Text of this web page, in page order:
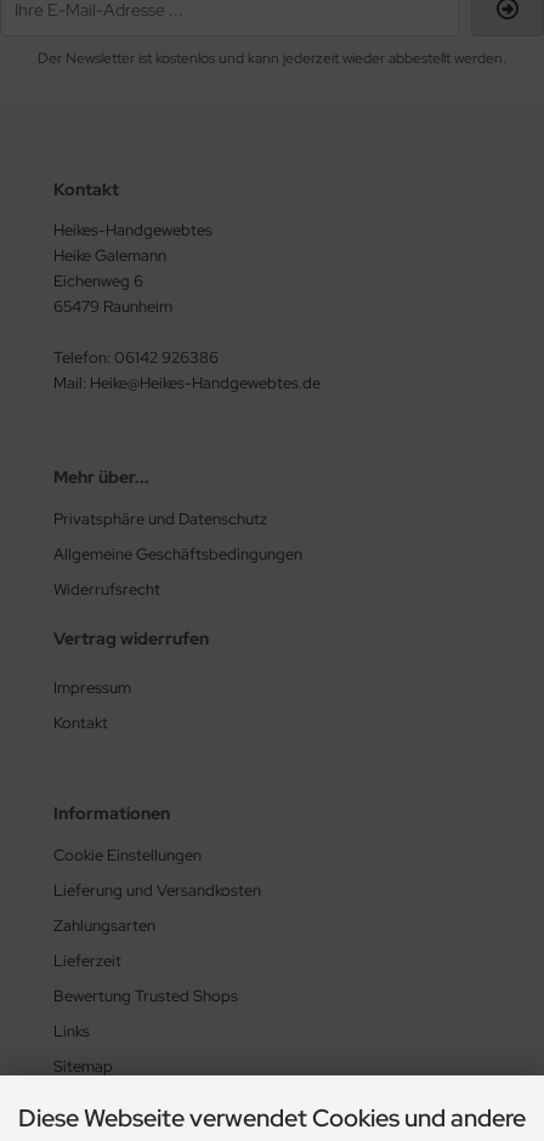
Der Newsletter ist kostenlos und kann jederzeit wieder abbestellt werden.
Kontakt
Heikes-Handgewebtes
Heike Galemann
Eichenweg 6
65479 Raunheim
Telefon: 06142 926386
Mail: Heike@Heikes-Handgewebtes.de
Mehr über...
Privatsphäre und Datenschutz
Allgemeine Geschäftsbedingungen
Widerrufsrecht
Vertrag widerrufen
Impressum
Kontakt
Informationen
Cookie Einstellungen
Lieferung und Versandkosten
Zahlungsarten
Lieferzeit
Bewertung Trusted Shops
Links
Sitemap
Diese Webseite verwendet Cookies und andere